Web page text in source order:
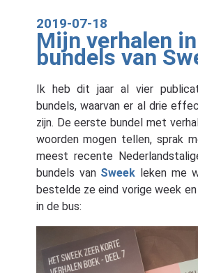
2019-07-18
Mijn verhalen
bundels van
Ik heb dit jaar al vier
bundels, waarvan er al drie
zijn. De eerste bundel met
woorden mogen tellen, sprak
meest recente
bundels van Sweek leken me
bestelde ze eind vorige week
in de bus: